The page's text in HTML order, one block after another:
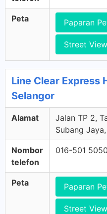
Peta Paparan
Street View
Line Clear Express
Selangor
Alamat
Jalan TP 2,
Subang
Nombor
telefon
016-501 5050
Peta Paparan
Street View